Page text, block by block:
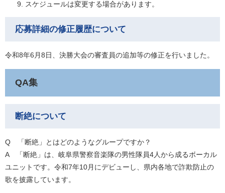
スケジュールは変更する場合があります。
応募詳細の修正履歴について
令和8年6月8日、決勝大会の審査員の追加等の修正を行いました。
QA集
断絶について
Q 「断絶」とはどのようなグループですか？
A 「断絶」は、岐阜県警察音楽隊の男性隊員4人から成るボーカル
ユニットです。令和7年10月にデビューし、県内各地で詐欺防止の
歌を披露しています。